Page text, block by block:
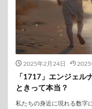
2025年2月24日
「1717」エンジェル
ときって本当？
私たちの身近に現れる数字